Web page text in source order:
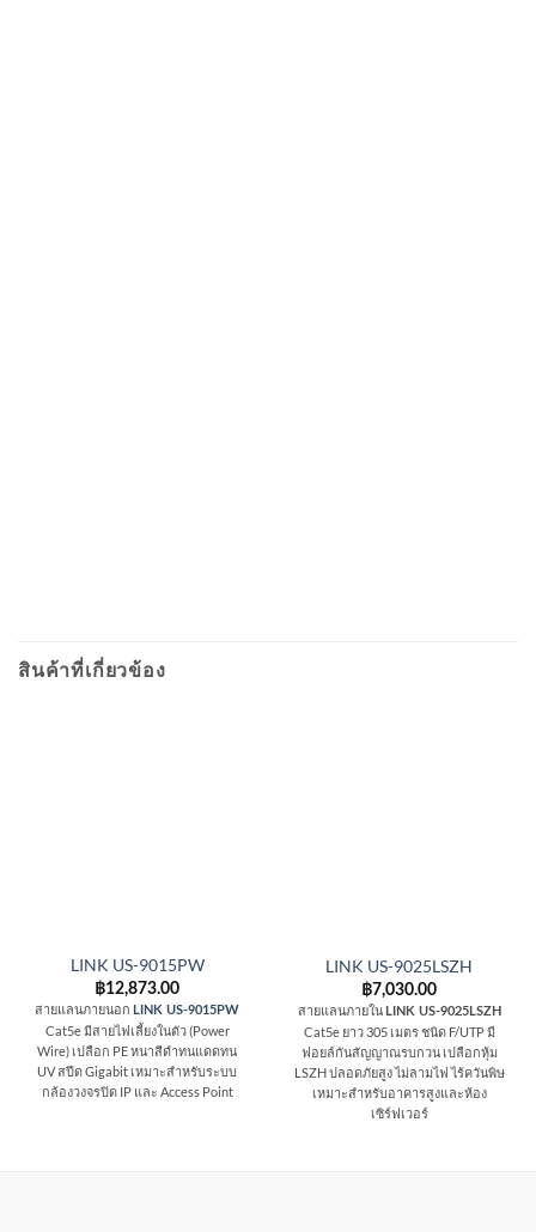
สินค้าที่เกี่ยวข้อง
LINK US-9015PW
฿12,873.00
สายแลนภายนอก LINK US-9015PW
Cat5e มีสายไฟเลี้ยงในตัว (Power
Wire) เปลือก PE หนาสีดำทนแดดทน
UV สปีด Gigabit เหมาะสำหรับระบบ
กล้องวงจรปิด IP และ Access Point
LINK US-9025LSZH
฿7,030.00
สายแลนภายใน LINK US-9025LSZH
Cat5e ยาว 305 เมตร ชนิด F/UTP มี
ฟอยล์กันสัญญาณรบกวน เปลือกหุ้ม
LSZH ปลอดภัยสูง ไม่ลามไฟ ไร้ควันพิษ
เหมาะสำหรับอาคารสูงและห้อง
เซิร์ฟเวอร์